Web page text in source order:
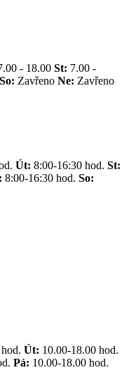
- 18.00 St: 7.00 -
So: Zavřeno Ne: Zavřeno
Út: 8:00-16:30 hod. St:
8:00-16:30 hod. So:
Út: 10.00-18.00 hod.
Pá: 10.00-18.00 hod.